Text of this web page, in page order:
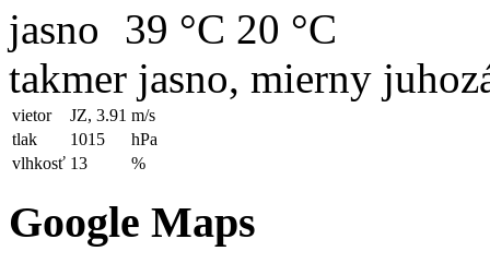
39 °C 20 °C
takmer jasno, mierny
vietor JZ, 3.91 m/s
tlak
1015
hPa
vlhkosť 13 %
Google Maps